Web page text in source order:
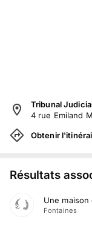
Tribunal
4 rue Emiland
Obtenir
Résultats
Une maison
Fontaines